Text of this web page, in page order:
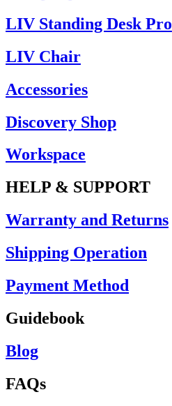
LIV Standing Desk​ Pro
LIV Chair
Accessories
Discovery Shop
Workspace
HELP & SUPPORT
Warranty and Returns
Shipping Operation
Payment Method
Guidebook
Blog
FAQs